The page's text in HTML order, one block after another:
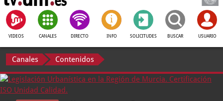
VIDEOS CANALES DIRECTO INFO SOLICITUDES BUSCAR USUARIO
Canales Contenidos